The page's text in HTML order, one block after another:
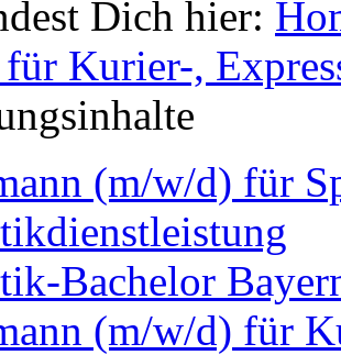
Dich hier:
Kurier-,
(m/w/d) für
Bachelor
(m/w/d) für